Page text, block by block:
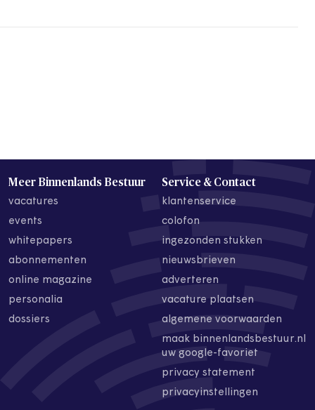
Meer Binnenlands Bestuur
vacatures
events
whitepapers
abonnementen
online magazine
personalia
dossiers
Service & Contact
klantenservice
colofon
ingezonden stukken
nieuwsbrieven
adverteren
vacature plaatsen
algemene voorwaarden
maak binnenlandsbestuur.nl
uw google-favoriet
privacy statement
privacyinstellingen